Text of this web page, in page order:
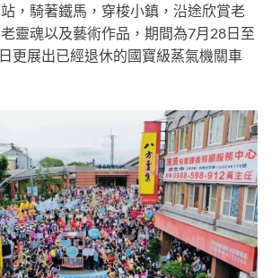
，騎著鐵馬，穿梭小鎮，沿途欣賞老
靈魂以及藝術作品， 期間為7月28日至
更展出已經退休的國寶級蒸氣機關車